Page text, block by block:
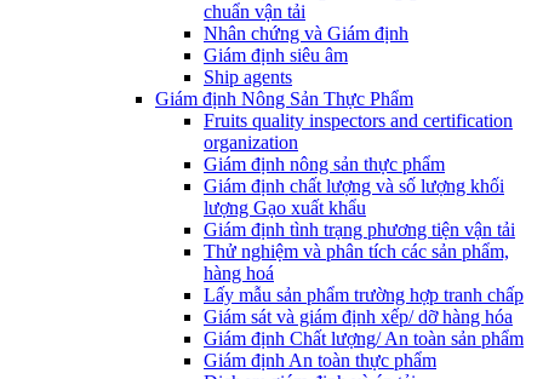
chuẩn vận tải
Nhân chứng và Giám định
Giám định siêu âm
Ship agents
Giám định Nông Sản Thực Phẩm
Fruits quality inspectors and certification
organization
Giám định nông sản thực phẩm
Giám định chất lượng và số lượng khối
lượng Gạo xuất khẩu
Giám định tình trạng phương tiện vận tải
Thử nghiệm và phân tích các sản phẩm,
hàng hoá
Lấy mẫu sản phẩm trường hợp tranh chấp
Giám sát và giám định xếp/ dỡ hàng hóa
Giám định Chất lượng/ An toàn sản phẩm
Giám định An toàn thực phẩm